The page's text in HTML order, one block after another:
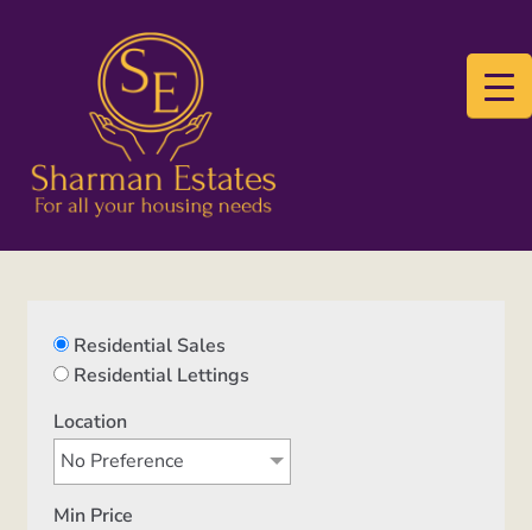
navigation
Accueil
à vendre
Acheter
Blog
Residential Sales
Residential Lettings
Location
No Preference
Min Price